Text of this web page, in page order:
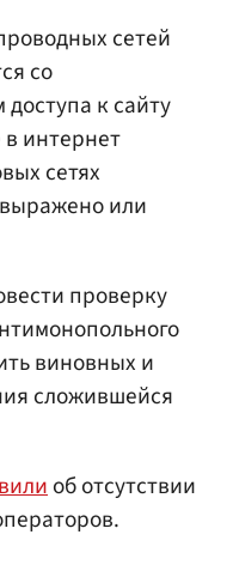
сетей
со
к сайту
интернет
сетях
или
проверку
виновных и
сложившейся
об отсутствии